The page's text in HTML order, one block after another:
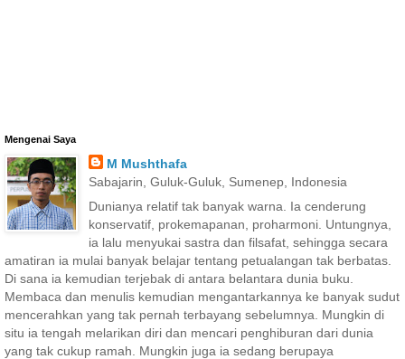
Mengenai Saya
M Mushthafa
Sabajarin, Guluk-Guluk, Sumenep, Indonesia
Dunianya relatif tak banyak warna. Ia cenderung
konservatif, prokemapanan, proharmoni. Untungnya,
ia lalu menyukai sastra dan filsafat, sehingga secara
amatiran ia mulai banyak belajar tentang petualangan tak berbatas.
Di sana ia kemudian terjebak di antara belantara dunia buku.
Membaca dan menulis kemudian mengantarkannya ke banyak sudut
mencerahkan yang tak pernah terbayang sebelumnya. Mungkin di
situ ia tengah melarikan diri dan mencari penghiburan dari dunia
yang tak cukup ramah. Mungkin juga ia sedang berupaya